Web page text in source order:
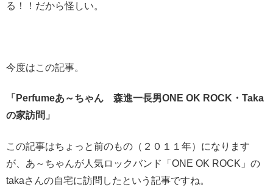
る！！だから怪しい。
今度はこの記事。
「Perfumeあ～ちゃん 森進一長男ONE OK ROCK・Taka
の家訪問」
この記事はちょっと前のもの（２０１１年）になります
が、あ～ちゃんが人気ロックバンド「ONE OK ROCK」の
takaさんの自宅に訪問したという記事ですね。